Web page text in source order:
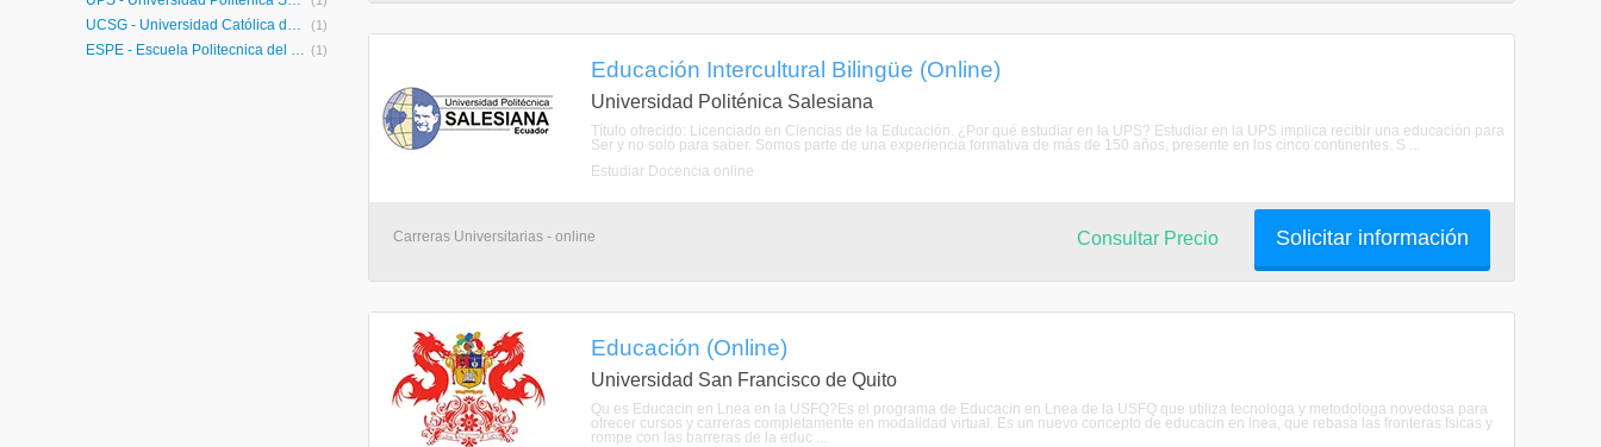
UCSG - Universidad Católica de Santiago de Guayaquil (1)
ESPE - Escuela Politecnica del Ejercito (1)
Educación Intercultural Bilingüe (Online)
Universidad Politénica Salesiana
Título ofrecido: Licenciado en Ciencias de la Educación. ¿Por qué estudiar en la UPS? Estudiar en la UPS implica recibir una educación para
Ser y no solo para saber. Somos parte de una experiencia formativa de más de 150 años, presente en los cinco continentes. S ...
Estudiar Docencia online
Carreras Universitarias - online Solicitar información
Consultar Precio
Educación (Online)
Universidad San Francisco de Quito
Qu es Educacin en Lnea en la USFQ?Es el programa de Educacin en Lnea de la USFQ que utiliza tecnologa y metodologa novedosa para
ofrecer cursos y carreras completamente en modalidad virtual. Es un nuevo concepto de educacin en lnea, que rebasa las fronteras fsicas y
rompe con las barreras de la educ ...